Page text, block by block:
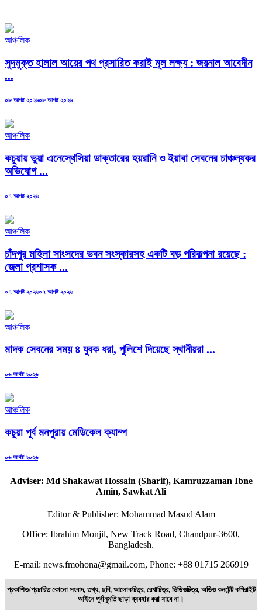
আঞ্চলিক
সুদমুক্ত হালাল আয়ের পথ প্রসারিত করাই মূল লক্ষ্য : জয়নাল আবেদীন
...
Posted
০৮ আগষ্ট ২০২৬০৮ আগষ্ট ২০২৬
আঞ্চলিক
কচুয়ায় ভুয়া এনেস্থেসিয়া ডাক্তারের হয়রানি ও ইয়াবা সেবনের চাঞ্চল্যকর
অভিযোগ ...
Posted
০৭ আগষ্ট ২০২৬
আঞ্চলিক
চাঁদপুর মহিলা সাংসদের ভবন সংস্কারসহ একটি বড় পরিকল্পনা রয়েছে :
জেলা প্রশাসক ...
Posted
০৭ আগষ্ট ২০২৬০৭ আগষ্ট ২০২৬
আঞ্চলিক
মাদক সেবনের সময় ৪ যুবক ধরা, পুলিশে দিয়েছে স্থানীয়রা ...
Posted
০৬ আগষ্ট ২০২৬
আঞ্চলিক
কচুয়া পূর্ব মনপুরায় মেডিকেল ক্যাম্প
Posted
০৬ আগষ্ট ২০২৬
Adviser: Md Shakawat Hossain (Sharif), Kamruzzaman Ibne
Amin, Sawkat Ali
Editor & Publisher: Mohammad Masud Alam
Office: Ibrahim Monjil, New Track Road, Chandpur-3600,
Bangladesh.
E-mail: news.fmohona@gmail.com, Phone: +88 01715 266919
প্রকাশিত/প্রচারিত কোনো সংবাদ, তথ্য, ছবি, আলোকচিত্র, রেখাচিত্র, ভিডিওচিত্র, অডিও কনটেন্ট কপিরাইট
আইনে পূর্বানুমতি ছাড়া ব্যবহার করা যাবে না।